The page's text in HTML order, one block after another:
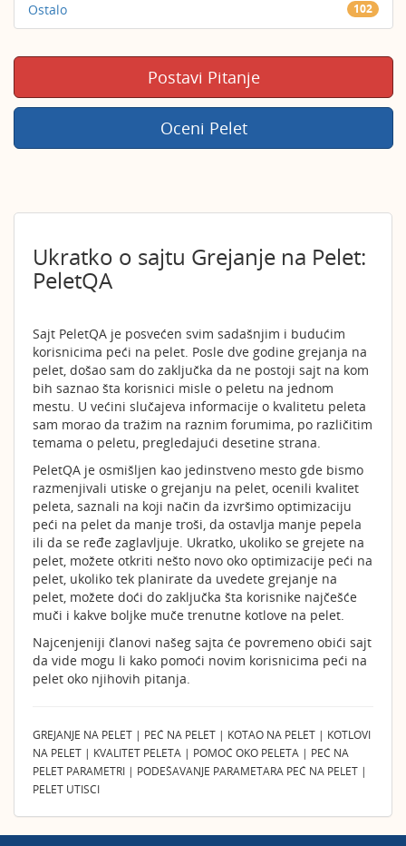
Ostalo 102
Postavi Pitanje
Oceni Pelet
Ukratko o sajtu Grejanje na Pelet:
PeletQA
Sajt PeletQA je posvećen svim sadašnjim i budućim
korisnicima peći na pelet. Posle dve godine grejanja na
pelet, došao sam do zaključka da ne postoji sajt na kom
bih saznao šta korisnici misle o peletu na jednom
mestu. U većini slučajeva informacije o kvalitetu peleta
sam morao da tražim na raznim forumima, po različitim
temama o peletu, pregledajući desetine strana.
PeletQA je osmišljen kao jedinstveno mesto gde bismo
razmenjivali utiske o grejanju na pelet, ocenili kvalitet
peleta, saznali na koji način da izvršimo optimizaciju
peći na pelet da manje troši, da ostavlja manje pepela
ili da se ređe zaglavljuje. Ukratko, ukoliko se grejete na
pelet, možete otkriti nešto novo oko optimizacije peći na
pelet, ukoliko tek planirate da uvedete grejanje na
pelet, možete doći do zaključka šta korisnike najčešće
muči i kakve boljke muče trenutne kotlove na pelet.
Najcenjeniji članovi našeg sajta će povremeno obići sajt
da vide mogu li kako pomoći novim korisnicima peći na
pelet oko njihovih pitanja.
GREJANJE NA PELET | PEĆ NA PELET | KOTAO NA PELET | KOTLOVI
NA PELET | KVALITET PELETA | POMOĆ OKO PELETA | PEĆ NA
PELET PARAMETRI | PODEŠAVANJE PARAMETARA PEĆ NA PELET |
PELET UTISCI